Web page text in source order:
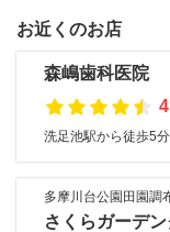
お近くのお店
森嶋歯科医院
洗足池駅から徒歩5
多摩川台公園田園調
さくらガーデ